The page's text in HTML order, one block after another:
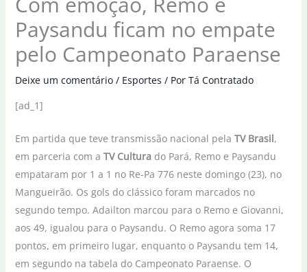
Paysandu ficam no empate
pelo Campeonato Paraense
Deixe um comentário / Esportes / Por Tá Contratado
[ad_1]
Em partida que teve transmissão nacional pela TV Brasil,
em parceria com a TV Culturado Pará, Remo e Paysandu
empataram por 1 a 1 no Re-Pa 776 neste domingo (23), no
Mangueirão. Os gols do clássico foram marcados no
segundo tempo. Adailton marcou para o Remo e Giovanni,
aos 49, igualou para o Paysandu. O Remo agora soma 17
pontos, em primeiro lugar, enquanto o Paysandu tem 14,
em segundo na tabela do Campeonato Paraense. O